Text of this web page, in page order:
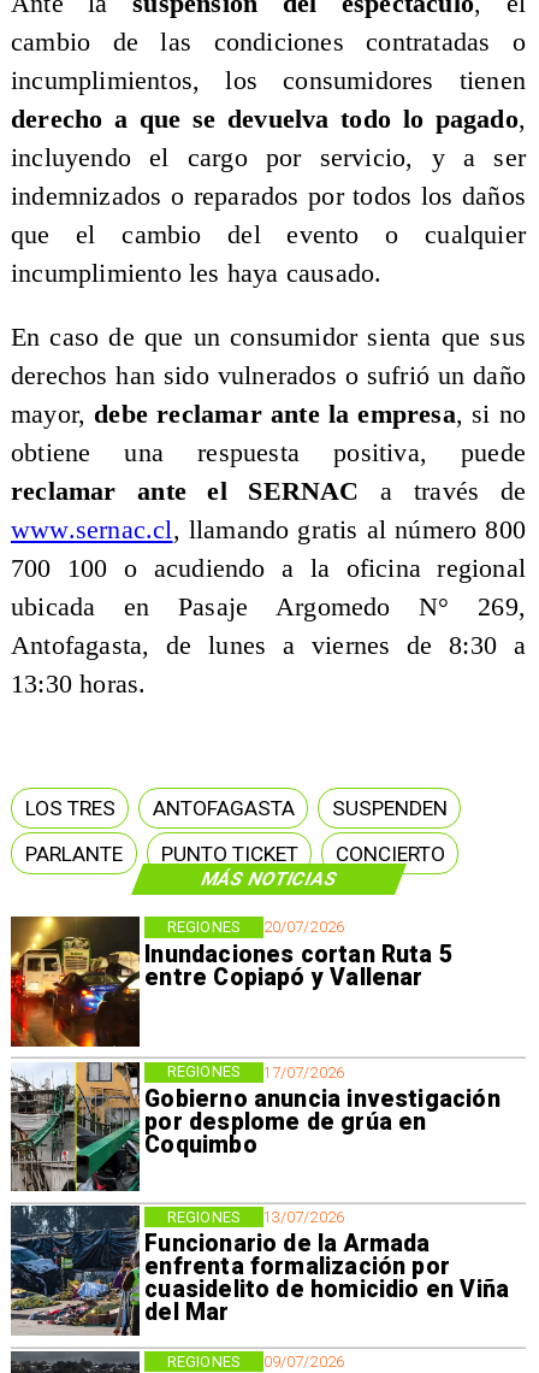
MÁS NOTICIAS
20/07/2026
Inundaciones cortan Ruta 5
entre Copiapó y Vallenar
REGIONES
17/07/2026
Gobierno anuncia investigación
por desplome de grúa en
Coquimbo
REGIONES
13/07/2026
Funcionario de la Armada
enfrenta formalización por
cuasidelito de homicidio en Viña
del Mar
REGIONES
09/07/2026
REGIONES
cambio de las condiciones contratadas o
incumplimientos, los consumidores tienen
derecho a que se devuelva todo lo pagado,
incluyendo el cargo por servicio, y a ser
indemnizados o reparados por todos los daños
que el cambio del evento o cualquier
incumplimiento les haya causado.
En caso de que un consumidor sienta que sus
derechos han sido vulnerados o sufrió un daño
mayor, debe reclamar ante la empresa, si no
obtiene una respuesta positiva, puede
reclamar ante el SERNAC a través de
www.sernac.cl, llamando gratis al número 800
700 100 o acudiendo a la oficina regional
ubicada en Pasaje Argomedo N° 269,
Antofagasta, de lunes a viernes de 8:30 a
13:30 horas.
LOS TRES ANTOFAGASTA
SUSPENDEN
PARLANTE
PUNTO TICKET CONCIERTO